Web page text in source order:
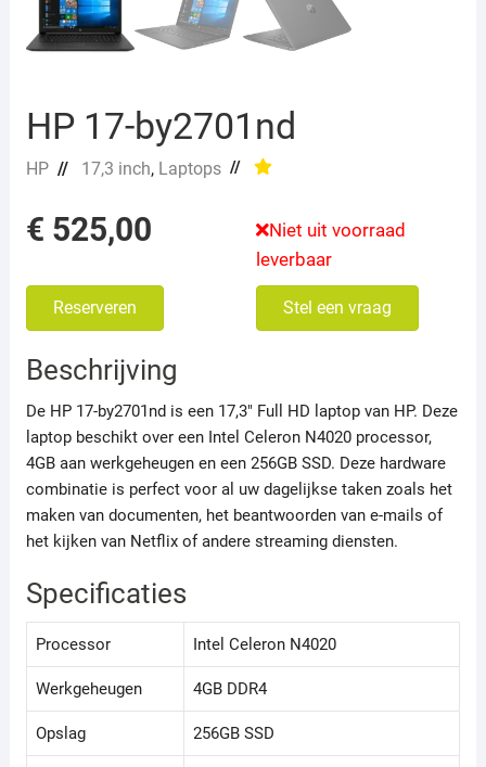
HP 17-by2701nd
HP// 17,3 inch, Laptops//
€ 525,00
Niet uit voorraad
leverbaar
Reserveren Stel een vraag
Beschrijving
De HP 17-by2701nd is een 17,3″ Full HD laptop van HP. Deze
laptop beschikt over een Intel Celeron N4020 processor,
4GB aan werkgeheugen en een 256GB SSD. Deze hardware
combinatie is perfect voor al uw dagelijkse taken zoals het
maken van documenten, het beantwoorden van e-mails of
het kijken van Netflix of andere streaming diensten.
Specificaties
Processor Intel Celeron N4020
Werkgeheugen 4GB DDR4
Opslag 256GB SSD